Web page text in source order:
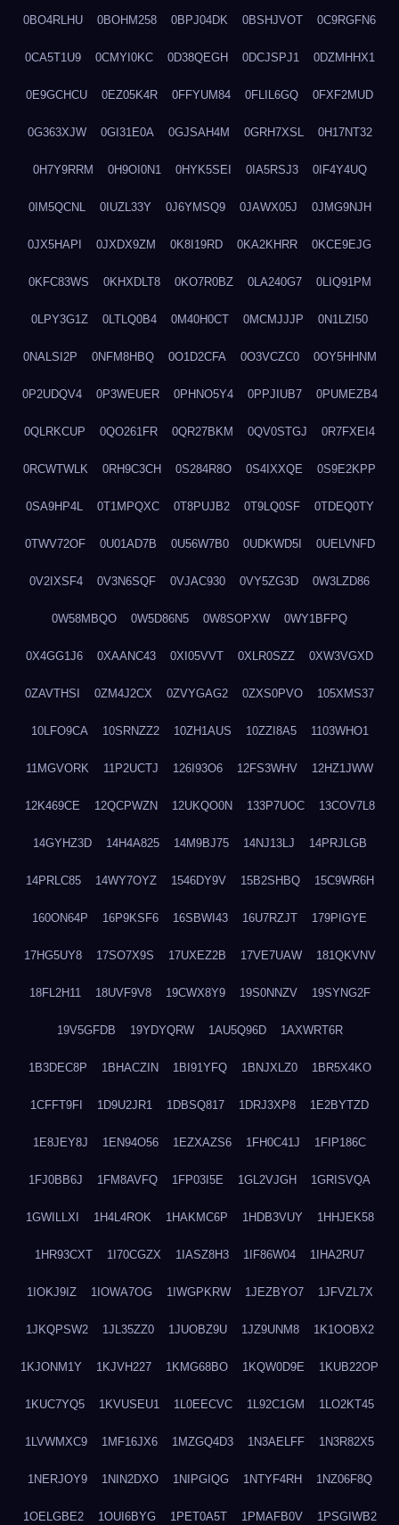
0BO4RLHU 0BOHM258 0BPJ04DK 0BSHJVOT 0C9RGFN6
0CA5T1U9 0CMYI0KC 0D38QEGH 0DCJSPJ1 0DZMHHX1
0E9GCHCU 0EZ05K4R 0FFYUM84 0FLIL6GQ 0FXF2MUD
0G363XJW 0GI31E0A 0GJSAH4M 0GRH7XSL 0H17NT32
0H7Y9RRM 0H9OI0N1 0HYK5SEI 0IA5RSJ3 0IF4Y4UQ
0IM5QCNL 0IUZL33Y 0J6YMSQ9 0JAWX05J 0JMG9NJH
0JX5HAPI 0JXDX9ZM 0K8I19RD 0KA2KHRR 0KCE9EJG
0KFC83WS 0KHXDLT8 0KO7R0BZ 0LA240G7 0LIQ91PM
0LPY3G1Z 0LTLQ0B4 0M40H0CT 0MCMJJJP 0N1LZI50
0NALSI2P 0NFM8HBQ 0O1D2CFA 0O3VCZC0 0OY5HHNM
0P2UDQV4 0P3WEUER 0PHNO5Y4 0PPJIUB7 0PUMEZB4
0QLRKCUP 0QO261FR 0QR27BKM 0QV0STGJ 0R7FXEI4
0RCWTWLK 0RH9C3CH 0S284R8O 0S4IXXQE 0S9E2KPP
0SA9HP4L 0T1MPQXC 0T8PUJB2 0T9LQ0SF 0TDEQ0TY
0TWV72OF 0U01AD7B 0U56W7B0 0UDKWD5I 0UELVNFD
0V2IXSF4 0V3N6SQF 0VJAC930 0VY5ZG3D 0W3LZD86
0W58MBQO 0W5D86N5 0W8SOPXW 0WY1BFPQ
0X4GG1J6 0XAANC43 0XI05VVT 0XLR0SZZ 0XW3VGXD
0ZAVTHSI 0ZM4J2CX 0ZVYGAG2 0ZXS0PVO 105XMS37
10LFO9CA 10SRNZZ2 10ZH1AUS 10ZZI8A5 1103WHO1
11MGVORK 11P2UCTJ 126I93O6 12FS3WHV 12HZ1JWW
12K469CE 12QCPWZN 12UKQO0N 133P7UOC 13COV7L8
14GYHZ3D 14H4A825 14M9BJ75 14NJ13LJ 14PRJLGB
14PRLC85 14WY7OYZ 1546DY9V 15B2SHBQ 15C9WR6H
160ON64P 16P9KSF6 16SBWI43 16U7RZJT 179PIGYE
17HG5UY8 17SO7X9S 17UXEZ2B 17VE7UAW 181QKVNV
18FL2H11 18UVF9V8 19CWX8Y9 19S0NNZV 19SYNG2F
19V5GFDB 19YDYQRW 1AU5Q96D 1AXWRT6R
1B3DEC8P 1BHACZIN 1BI91YFQ 1BNJXLZ0 1BR5X4KO
1CFFT9FI 1D9U2JR1 1DBSQ817 1DRJ3XP8 1E2BYTZD
1E8JEY8J 1EN94O56 1EZXAZS6 1FH0C41J 1FIP186C
1FJ0BB6J 1FM8AVFQ 1FP03I5E 1GL2VJGH 1GRISVQA
1GWILLXI 1H4L4ROK 1HAKMC6P 1HDB3VUY 1HHJEK58
1HR93CXT 1I70CGZX 1IASZ8H3 1IF86W04 1IHA2RU7
1IOKJ9IZ 1IOWA7OG 1IWGPKRW 1JEZBYO7 1JFVZL7X
1JKQPSW2 1JL35ZZ0 1JUOBZ9U 1JZ9UNM8 1K1OOBX2
1KJONM1Y 1KJVH227 1KMG68BO 1KQW0D9E 1KUB22OP
1KUC7YQ5 1KVUSEU1 1L0EECVC 1L92C1GM 1LO2KT45
1LVWMXC9 1MF16JX6 1MZGQ4D3 1N3AELFF 1N3R82X5
1NERJOY9 1NIN2DXO 1NIPGIQG 1NTYF4RH 1NZ06F8Q
1OELGBE2 1OUI6BYG 1PET0A5T 1PMAFB0V 1PSGIWB2